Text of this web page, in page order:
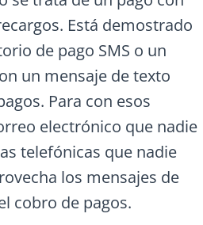
Está demostrado
de pago SMS o un
un mensaje de texto
Para con esos
electrónico que nadie
telefónicas que nadie
los mensajes de
cobro de pagos.